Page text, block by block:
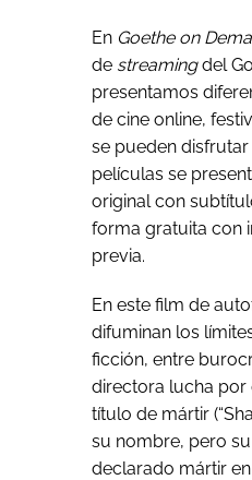
En Goethe on
de streamingdel
presentamos
de cine online,
se pueden disfrutar
películas se
original con
forma gratuita con
previa.
En este film de
difuminan los
ficción, entre
directora lucha por
título de mártir
su nombre, pero
declarado mártir